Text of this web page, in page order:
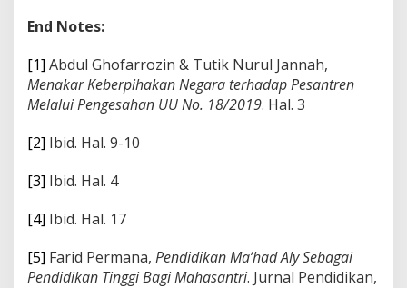
End Notes:
[1] Abdul Ghofarrozin & Tutik Nurul Jannah,
Menakar Keberpihakan Negara terhadap Pesantren
Melalui Pengesahan UU No. 18/2019. Hal. 3
[2] Ibid. Hal. 9-10
[3] Ibid. Hal. 4
[4] Ibid. Hal. 17
[5] Farid Permana, Pendidikan Ma’had Aly Sebagai
Pendidikan Tinggi Bagi Mahasantri. Jurnal Pendidikan,